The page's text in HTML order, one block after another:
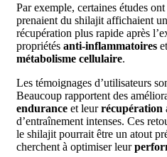
Par exemple, certaines études
prenaient du shilajit affichaient
récupération plus rapide après
propriétés anti-inflammatoires
métabolisme cellulaire.
Les témoignages d’utilisateurs
Beaucoup rapportent des
endurance et leurrécupération
d’entraînement intenses. Ces
le shilajit pourrait être un atout
cherchent à optimiser leur